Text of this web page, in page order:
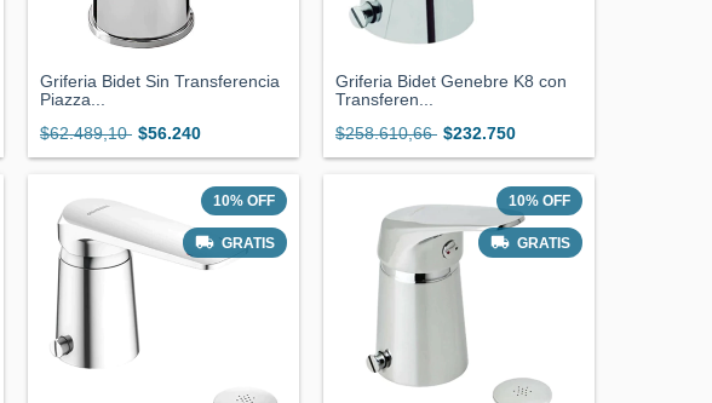
Griferia Bidet Sin Transferencia
Piazza...
$62.489,10 $56.240
Griferia Bidet Genebre K8 con
Transferen...
$258.610,66 $232.750
10% OFF
GRATIS
10% OFF
GRATIS